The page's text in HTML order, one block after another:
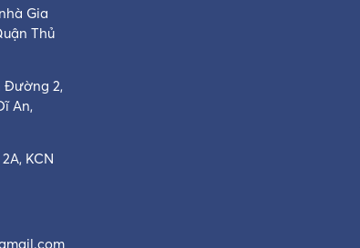
Gia
Thủ
Đường 2,
An,
KCN